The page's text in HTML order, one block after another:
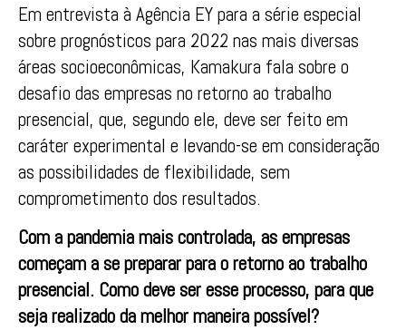
Em entrevista à Agência EY para a série especial
sobre prognósticos para 2022 nas mais diversas
áreas socioeconômicas, Kamakura fala sobre o
desafio das empresas no retorno ao trabalho
presencial, que, segundo ele, deve ser feito em
caráter experimental e levando-se em consideração
as possibilidades de flexibilidade, sem
comprometimento dos resultados.
Com a pandemia mais controlada, as empresas
começam a se preparar para o retorno ao trabalho
presencial. Como deve ser esse processo, para que
seja realizado da melhor maneira possível?